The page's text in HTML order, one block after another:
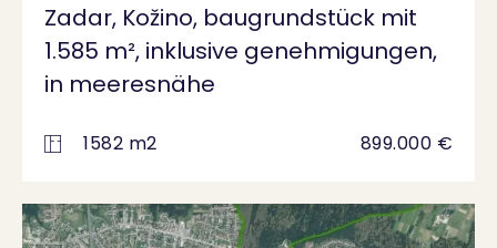
Zadar, Kožino, baugrundstück mit
1.585 m², inklusive genehmigungen,
in meeresnähe
1582 m2 899.000 €